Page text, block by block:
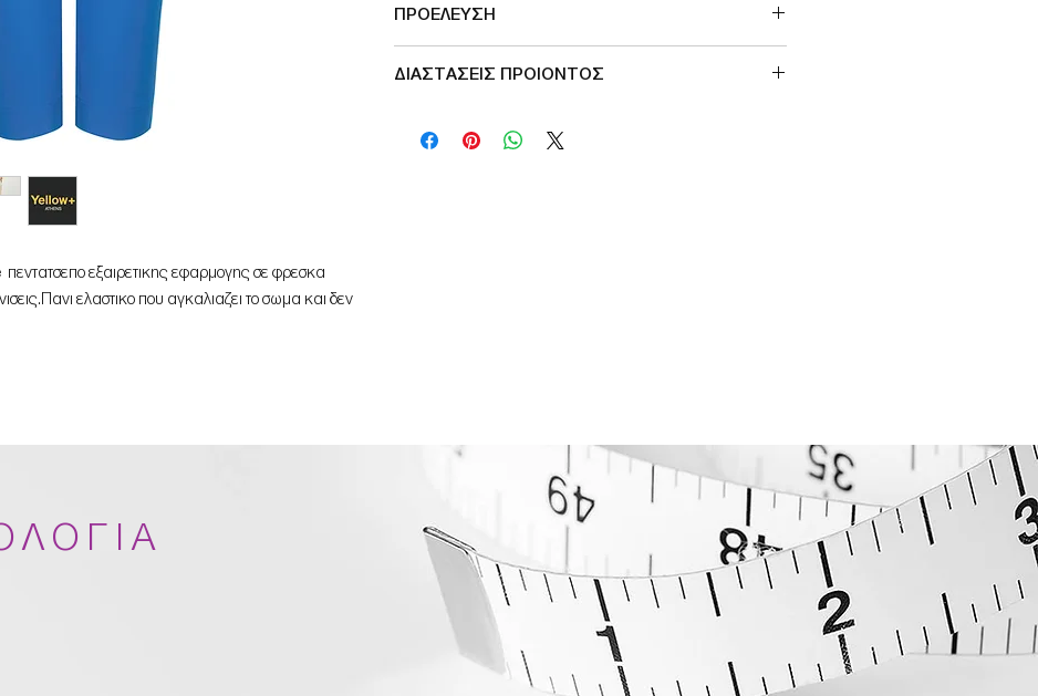
πεντατσεπο εξαιρετικης εφαρμογης σε φρεσκα
ελαστικο που αγκαλιαζει το σωμα και δεν
ΠΡΟΕΛΕΥΣΗ
ΔΙΑΣΤΑΣΕΙΣ ΠΡΟΙΟΝΤΟΣ
S: ΜΕΣΗ 96εκ,
ΠΕΡΙΦΕΡΕΙΑ 132εκ